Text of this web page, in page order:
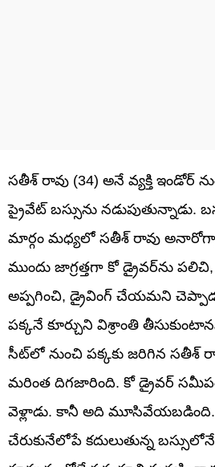
సతీశ్‌ రావు (34) అనే వ్యక్తి ఇండోర్‌
ప్రైవేట్‌ బస్సును నడుపుతున్నాడు.
మార్గం మధ్యలో సతీశ్‌ రావు
ముందు జాగ్రత్తగా కో డ్రైవర్‌ను
అప్పగించి, డ్రైవింగ్‌ చేయమని
పక్కనే కూర్చుని విశ్రాంతి
సీట్‌లో నుంచి పక్కకు జరిగిన సతీశ్‌
మరింత దిగజారింది. కో డ్రైవర్
వెళ్లాడు. కానీ అది మూసివేయబడింది.
చేరుకునేలోపే కదులుతున్న